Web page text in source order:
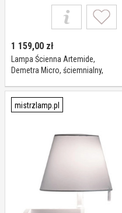
1 159,00 zł
Lampa Ścienna Artemide,
Demetra Micro, ściemnialny,
design
mistrzlamp.pl